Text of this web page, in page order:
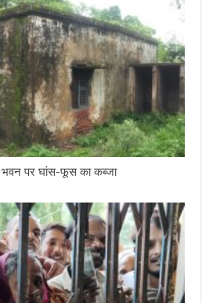
पर घांस-फूस का कब्जा